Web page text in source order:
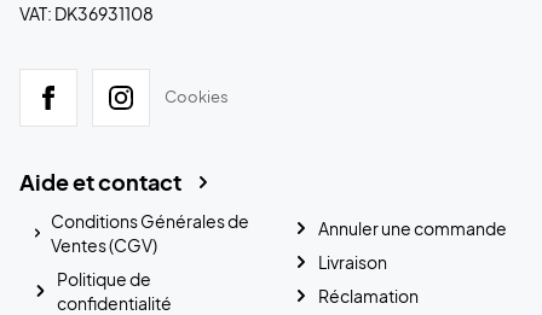
VAT: DK36931108
Cookies
Aide et contact
Conditions Générales de
Ventes (CGV)
Politique de
confidentialité
Annuler une commande
Livraison
Réclamation